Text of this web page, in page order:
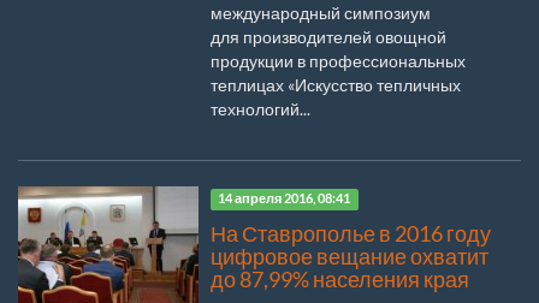
международный симпозиум
для производителей овощной
продукции в профессиональных
теплицах «Искусство тепличных
технологий...
14 апреля 2016, 08:41
На Ставрополье в 2016 году
цифровое вещание охватит
до 87,99% населения края